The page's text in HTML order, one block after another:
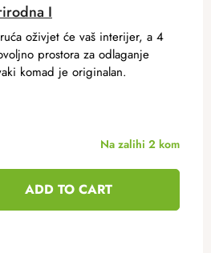
I
Na zalihi 2 kom
ADD TO CART
oživjet će vaš interijer, a 4
prostora za odlaganje
komad je originalan.